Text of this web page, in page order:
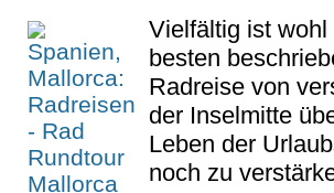
Vielfältig ist
besten
Radreise von
der Inselmitte
Leben der
noch zu